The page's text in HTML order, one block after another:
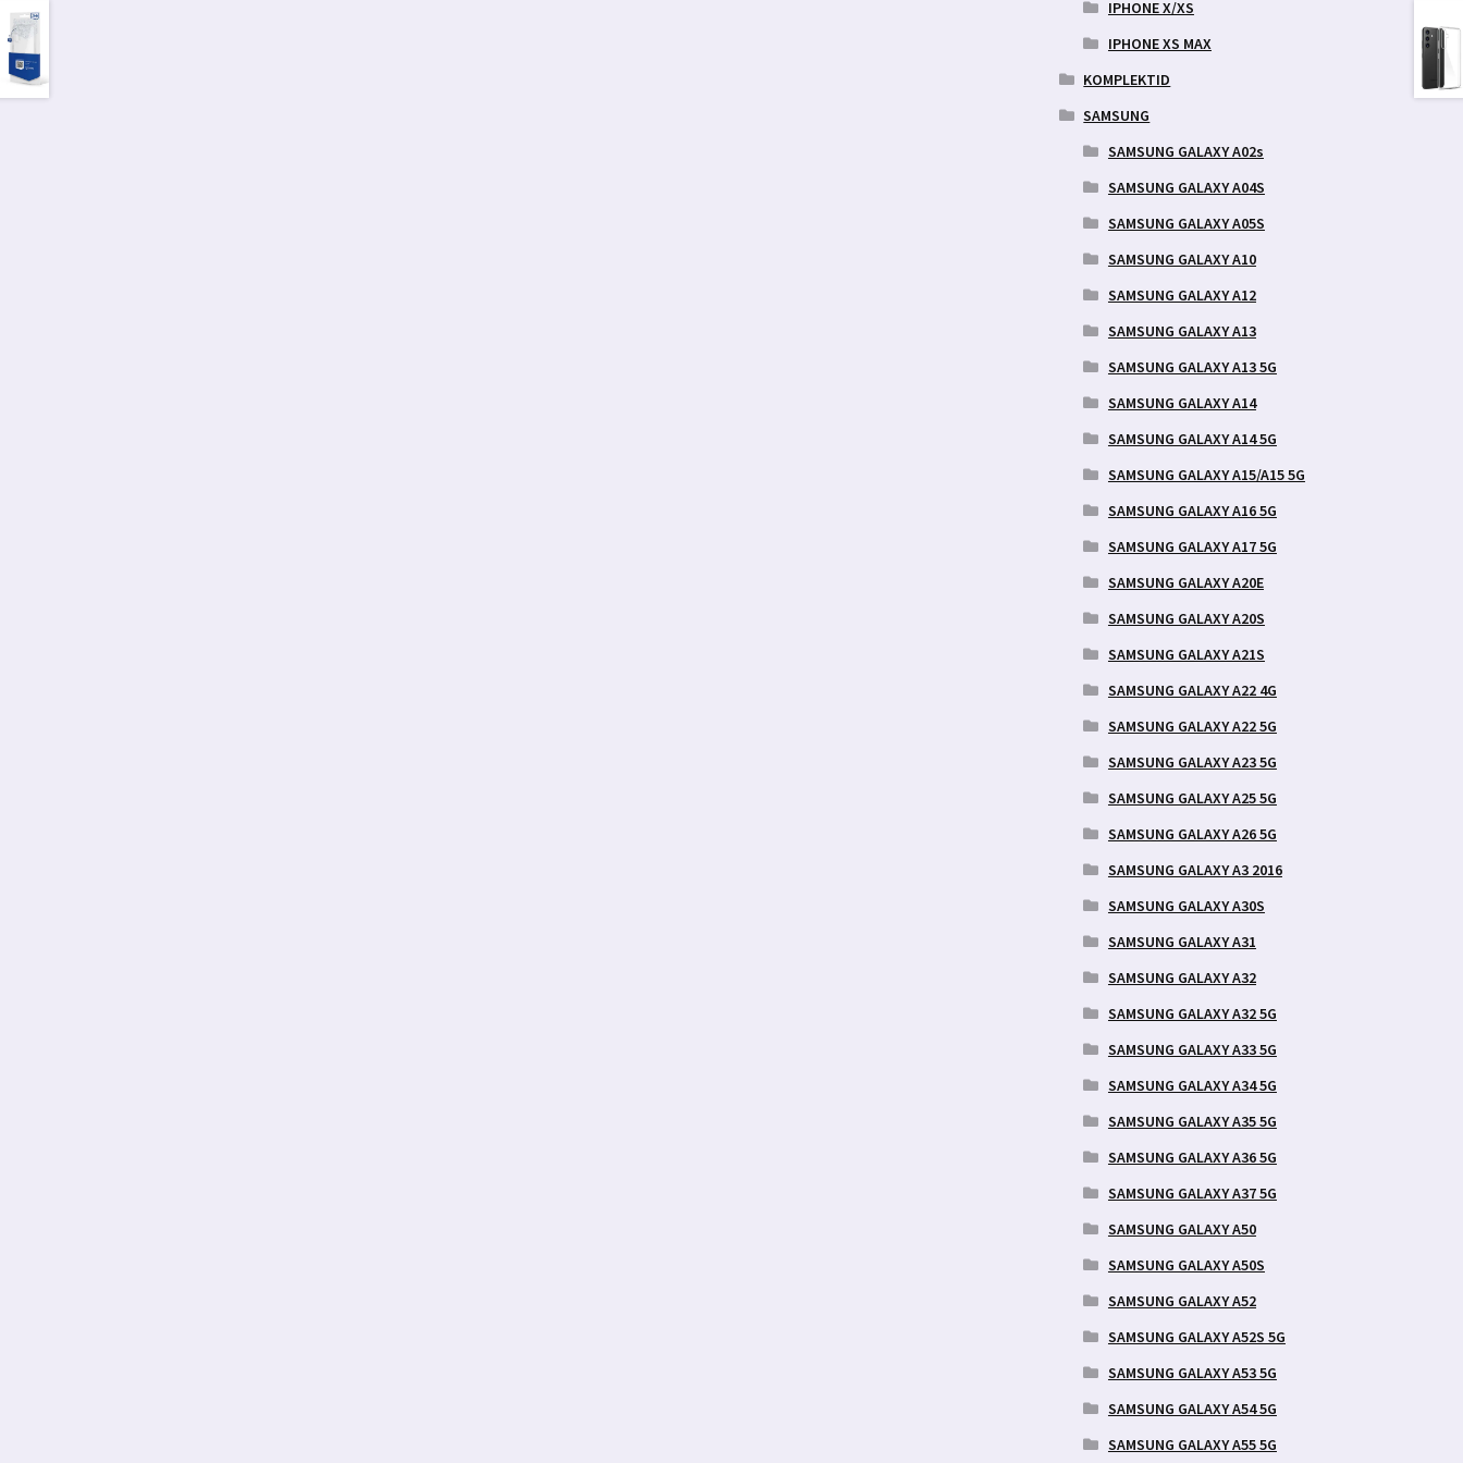
IPHONE X/XS
IPHONE XS MAX
KOMPLEKTID
SAMSUNG
SAMSUNG GALAXY A02s
SAMSUNG GALAXY A04S
SAMSUNG GALAXY A05S
SAMSUNG GALAXY A10
SAMSUNG GALAXY A12
SAMSUNG GALAXY A13
SAMSUNG GALAXY A13 5G
SAMSUNG GALAXY A14
SAMSUNG GALAXY A14 5G
SAMSUNG GALAXY A15/A15 5G
SAMSUNG GALAXY A16 5G
SAMSUNG GALAXY A17 5G
SAMSUNG GALAXY A20E
SAMSUNG GALAXY A20S
SAMSUNG GALAXY A21S
SAMSUNG GALAXY A22 4G
SAMSUNG GALAXY A22 5G
SAMSUNG GALAXY A23 5G
SAMSUNG GALAXY A25 5G
SAMSUNG GALAXY A26 5G
SAMSUNG GALAXY A3 2016
SAMSUNG GALAXY A30S
SAMSUNG GALAXY A31
SAMSUNG GALAXY A32
SAMSUNG GALAXY A32 5G
SAMSUNG GALAXY A33 5G
SAMSUNG GALAXY A34 5G
SAMSUNG GALAXY A35 5G
SAMSUNG GALAXY A36 5G
SAMSUNG GALAXY A37 5G
SAMSUNG GALAXY A50
SAMSUNG GALAXY A50S
SAMSUNG GALAXY A52
SAMSUNG GALAXY A52S 5G
SAMSUNG GALAXY A53 5G
SAMSUNG GALAXY A54 5G
SAMSUNG GALAXY A55 5G